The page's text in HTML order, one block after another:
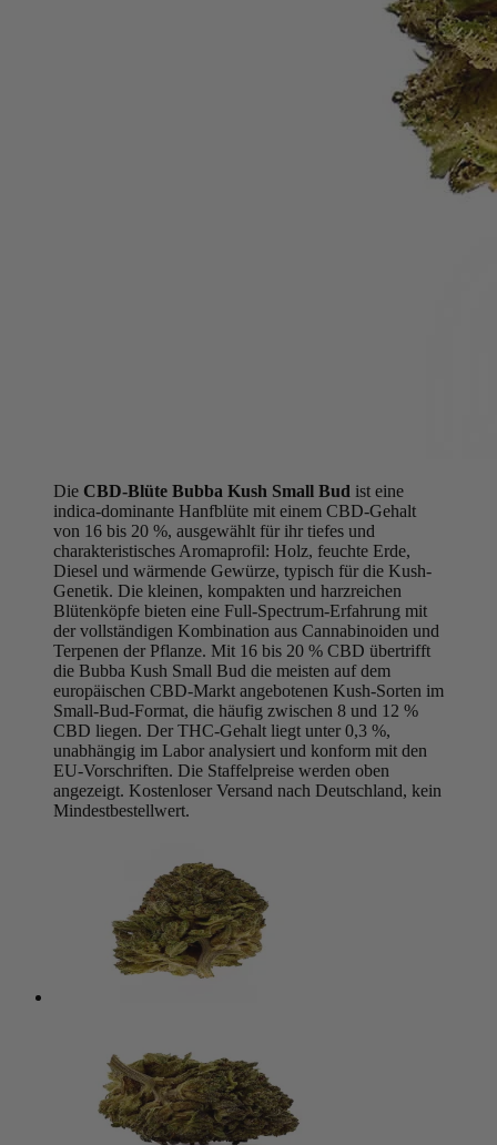
Die CBD-Blüte Bubba Kush Small Bud ist eine
indica-dominante Hanfblüte mit einem CBD-Gehalt
von 16 bis 20 %, ausgewählt für ihr tiefes und
charakteristisches Aromaprofil: Holz, feuchte Erde,
Diesel und wärmende Gewürze, typisch für die Kush-
Genetik. Die kleinen, kompakten und harzreichen
Blütenköpfe bieten eine Full-Spectrum-Erfahrung mit
der vollständigen Kombination aus Cannabinoiden und
Terpenen der Pflanze. Mit 16 bis 20 % CBD übertrifft
die Bubba Kush Small Bud die meisten auf dem
europäischen CBD-Markt angebotenen Kush-Sorten im
Small-Bud-Format, die häufig zwischen 8 und 12 %
CBD liegen. Der THC-Gehalt liegt unter 0,3 %,
unabhängig im Labor analysiert und konform mit den
EU-Vorschriften. Die Staffelpreise werden oben
angezeigt. Kostenloser Versand nach Deutschland, kein
Mindestbestellwert.